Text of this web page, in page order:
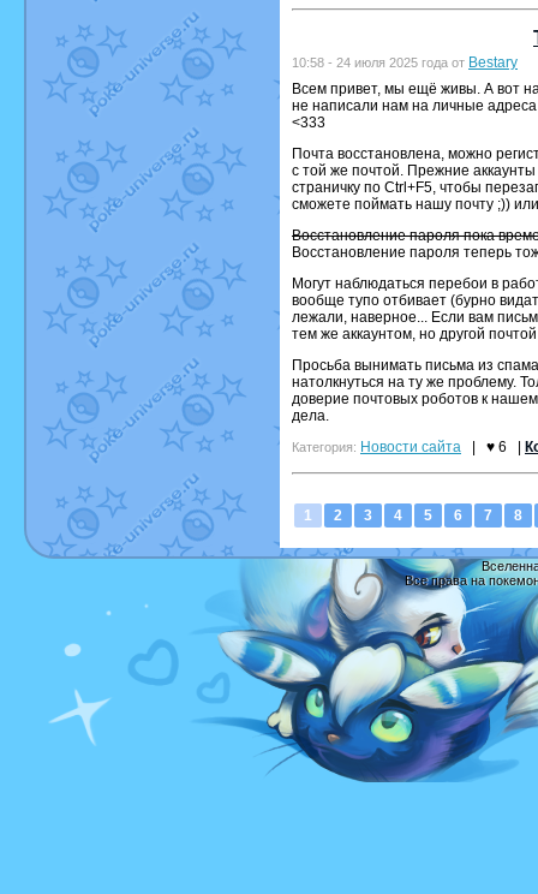
10:58 - 24 июля 2025 года от Bestary
Всем привет, мы ещё живы. А вот
не написали нам на личные
<333
Почта восстановлена, можно
с той же почтой. Прежние
страничку по Ctrl+F5, чтобы
сможете поймать нашу почту ;))
Восстановление пароля пока
Восстановление пароля теперь
Могут наблюдаться перебои в
вообще тупо отбивает (бурно
лежали, наверное... Если вам
тем же аккаунтом, но другой
Просьба вынимать письма из
натолкнуться на ту же проблему.
доверие почтовых роботов к
дела.
Категория: Новости сайта ♥ 6
1 2 3 4 5 6 7 8
Все права на